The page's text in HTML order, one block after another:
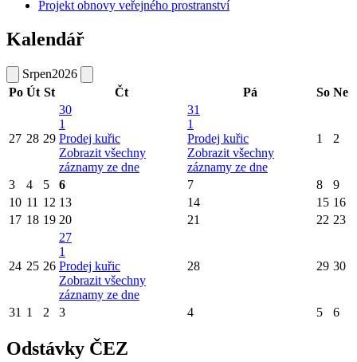
Projekt obnovy veřejného prostranství
Kalendář
Srpen2026
Po Út St Čt Pá So Ne
27 28 29
30
1
Prodej kuřic
Zobrazit všechny
záznamy ze dne
31
1
Prodej kuřic
Zobrazit všechny
záznamy ze dne
1 2
3 4 5 6 7 8
9
10 11 12 13 14 15 16
17 18 19 20 21 22 23
24 25 26
27
1
Prodej kuřic
Zobrazit všechny
záznamy ze dne
28 29 30
31 1 2 3 4 5 6
Odstávky ČEZ